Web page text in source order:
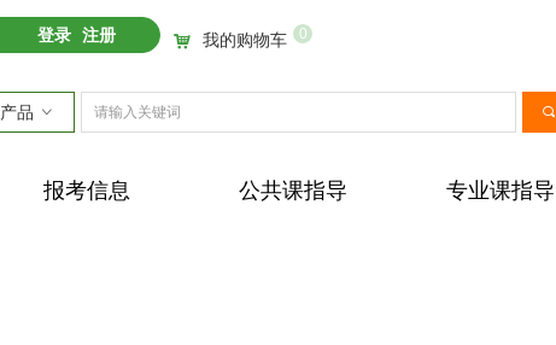
登录 注册
끠
产品 ꀁ
报考信息 公共课指导 专业课指导
낙 我的购物车 0